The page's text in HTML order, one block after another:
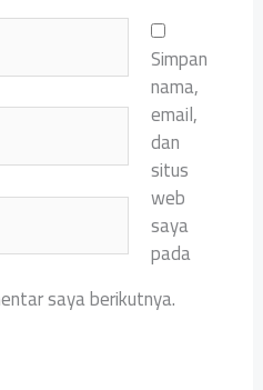
Simpan
nama,
email,
dan
situs
web
saya
pada
saya berikutnya.